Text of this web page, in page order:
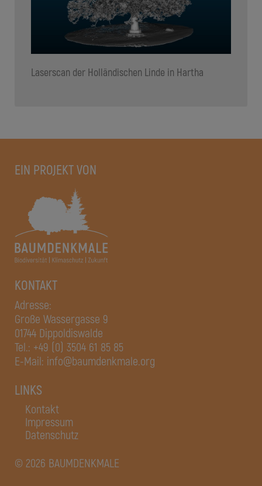
Laserscan der Holländischen Linde in Hartha
EIN PROJEKT VON
KONTAKT
Adresse:
Große Wassergasse 9
01744 Dippoldiswalde
Tel.: +49 (0) 3504 61 85 85
E-Mail: info@baumdenkmale.org
LINKS
Kontakt
Impressum
Datenschutz
© 2026 BAUMDENKMALE